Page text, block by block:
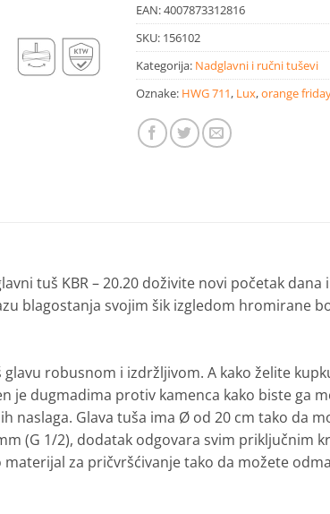
EAN:4007873312816
SKU: 156102
Kategorija: Nadglavni i ručni tuševi
Oznake: HWG 711, Lux,orange
tuš KBR – 20.20 doživite novi početak
blagostanja svojim šik izgledom hromirane
robusnom i izdržljivom. A kako želite
dugmadima protiv kamenca kako biste ga
naslaga. Glava tuša ima Ø od 20 cm tako da
(G 1/2), dodatak odgovara svim priključnim
za pričvršćivanje tako da možete